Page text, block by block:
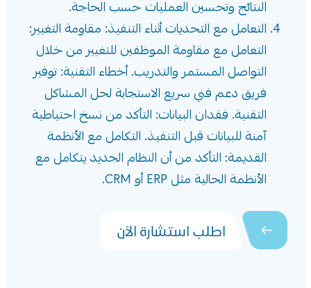
النتائج وتحسين العمليات حسب الحاجة.
التعامل مع التحديات أثناء التنفيذ: مقاومة التغيير:
التعامل مع مقاومة الموظفين للتغيير من خلال
التواصل المستمر والتدريب. أخطاء التقنية: توفير
فريق دعم فني سريع الاستجابة لحل المشاكل
التقنية. فقدان البيانات: التأكد من نسخ احتياطية
آمنة للبيانات قبل التنفيذ. التكامل مع الأنظمة
القديمة: التأكد من أن النظام الجديد يتكامل مع
الأنظمة الحالية مثل ERP أو CRM.
اطلب استشارة الآن